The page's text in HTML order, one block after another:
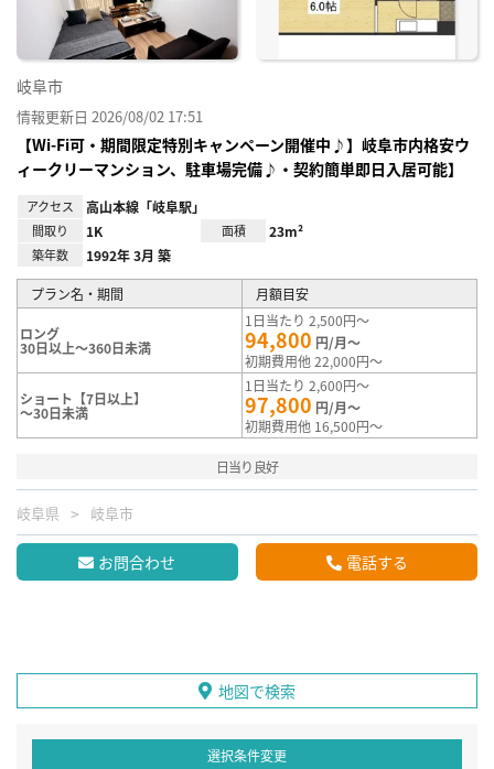
岐阜市
情報更新日 2026/08/02 17:51
【Wi-Fi可・期間限定特別キャンペーン開催中♪】岐阜市内格安ウ
ィークリーマンション、駐車場完備♪・契約簡単即日入居可能】
アクセス 高山本線「岐阜駅」
間取り 1K 面積 23m²
築年数 1992年 3月 築
プラン名・期間 月額目安
ロング
30日以上～360日未満
1日当たり 2,500円～
94,800 円/月～
初期費用他 22,000円～
ショート【7日以上】
～30日未満
1日当たり 2,600円～
97,800 円/月～
初期費用他 16,500円～
日当り良好
岐阜県 岐阜市
お問合わせ 電話する
地図で検索
選択条件変更